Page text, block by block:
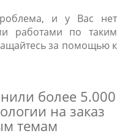
и у Вас нет
работами по таким
за помощью к
более 5.000
на заказ
темам